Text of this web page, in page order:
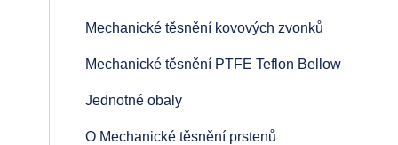
Mechanické těsnění kovových zvonků
Mechanické těsnění PTFE Teflon Bellow
Jednotné obaly
O Mechanické těsnění prstenů